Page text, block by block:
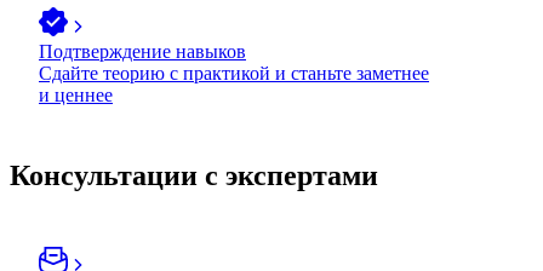
Подтверждение навыков
Сдайте теорию с практикой и станьте заметнее
и ценнее
Консультации с экспертами